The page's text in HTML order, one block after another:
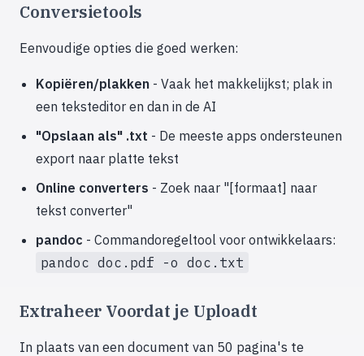
Conversietools
Eenvoudige opties die goed werken:
Kopiëren/plakken - Vaak het makkelijkst; plak in
een teksteditor en dan in de AI
"Opslaan als" .txt - De meeste apps ondersteunen
export naar platte tekst
Online converters - Zoek naar "[formaat] naar
tekst converter"
pandoc - Commandoregeltool voor ontwikkelaars:
pandoc doc.pdf -o doc.txt
Extraheer Voordat je Uploadt
In plaats van een document van 50 pagina's te